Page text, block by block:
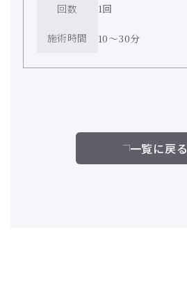
回数
1回
施術時間 10〜30分
一覧に戻る